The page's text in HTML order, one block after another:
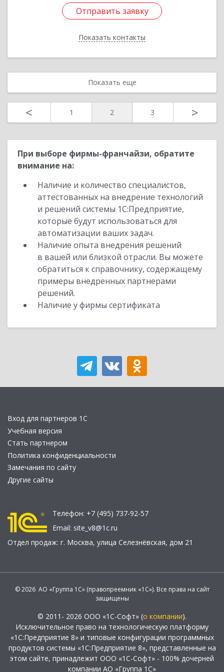
Отправить заявку
Показать контакты
Отправить заявку
Назад
Показать еще
< 1 2 3 >
При выборе фирмы-франчайзи, обратите
внимание на:
Наличие и количество специалистов,
аттестованных на внедрение технологий
и решений системы 1С:Предприятие,
которые будут использоваться для
автоматизации ваших задач.
Наличие опыта внедрения решений
в вашей или близкой отрасли. Вы можете
обратиться к справочнику, содержащему
примеры внедренных партнерами
решений.
Наличие у фирмы сертификата
Вход для партнеров 1С
Учебная версия
Стать партнером
Политика конфиденциальности
Замечания по сайту
Другие сайты
Телефон: +7 (495) 737-92-57
Email: site_v8@1c.ru
Отдел продаж: г. Москва, улица Селезнёвская, дом 21
© 2026 АО «Группа 1С» (правопреемник «1С»). Все права на сайт
защищены
© 2011- 2026 ООО «1С-Софт» (о компании).
Исключительное право на технологическую платформу
«1С:Предприятие 8» и типовые конфигурации программных
продуктов системы «1С:Предприятие 8», представленные на
этом сайте, принадлежит ООО «1С-Софт» - 100% дочерней
компании АО «Группа 1С»